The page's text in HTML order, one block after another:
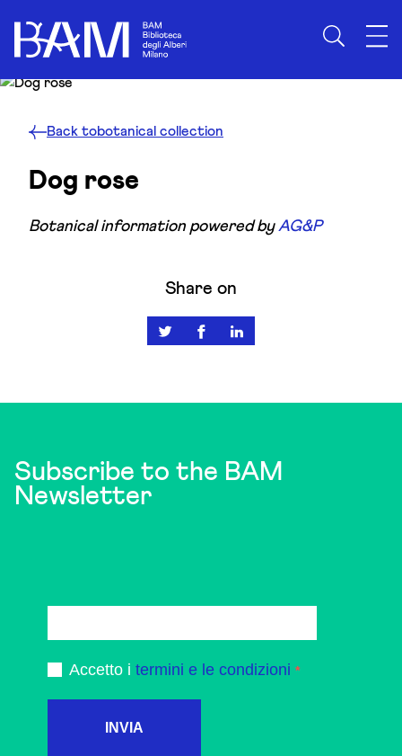
Back tobotanical collection
Dog rose
Botanical information powered byAG&P
Share on
Subscribe to the BAM
Newsletter
Accetto i termini e le condizioni
INVIA